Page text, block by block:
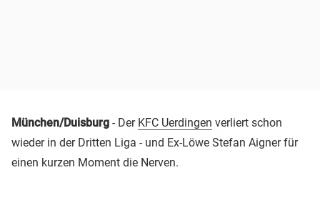
München/Duisburg - Der KFC Uerdingen verliert schon
wieder in der Dritten Liga - und Ex-Löwe Stefan Aigner für
einen kurzen Moment die Nerven.